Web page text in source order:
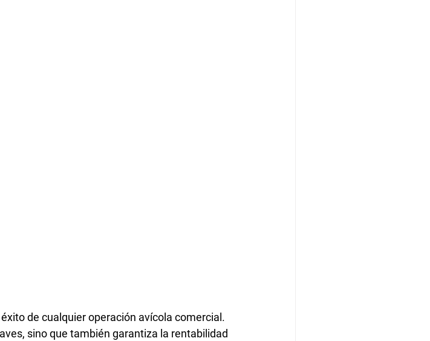
de cualquier operación avícola comercial.
sino que también garantiza la rentabilidad